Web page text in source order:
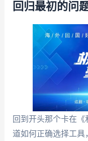
回归最初的问
回到开头那个卡在
道如何正确选择工具